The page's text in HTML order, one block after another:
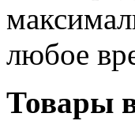
любое
Товары